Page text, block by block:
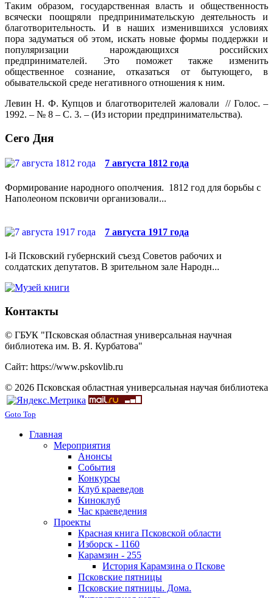
Таким образом, государственная власть и общественность
всячески поощряли предпринимательскую деятельность и
благотворительность. И в наших изменившихся условиях
пора задуматься об этом, искать новые формы поддержки и
популяризации нарождающихся российских
предпринимателей. Это поможет также изменить
общественное сознание, отказаться от бытующего, в
обывательской среде негативного отношения к ним.
Левин Н. Ф. Купцов и благотворителей жаловали // Голос. –
1992. – № 8 – С. 3. – (Из истории предпринимательства).
Сего Дня
7 августа 1812 года
Формирование народного ополчения. 1812 год для борьбы с
Наполеоном псковичи организовали...
7 августа 1917 года
I-й Псковский губернский съезд Советов рабочих и
солдатских депутатов. В зрительном зале Народн...
Контакты
© ГБУК "Псковская областная универсальная научная
библиотека им. В. Я. Курбатова"
Сайт: https://www.pskovlib.ru
© 2026 Псковская областная универсальная научая библиотека
Goto Top
Главная
Мероприятия
Анонсы
События
Конкурсы
Клуб краеведов
Киноклуб
Час краеведения
Проекты
Красная книга Псковской области
Изборск - 1160
Карамзин - 255
История Карамзина о Пскове
Псковские пятницы
Псковские пятницы. Дома.